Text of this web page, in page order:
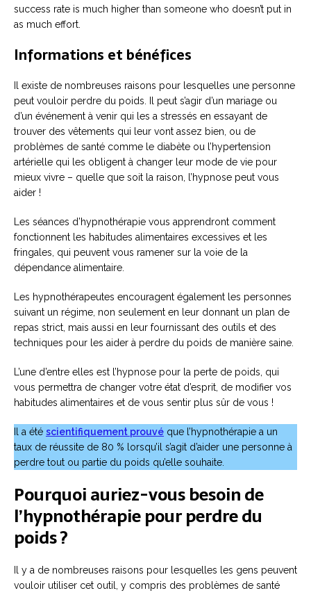
success rate is much higher than someone who doesn’t put in
as much effort.
Informations et bénéfices
Il existe de nombreuses raisons pour lesquelles une personne
peut vouloir perdre du poids. Il peut s’agir d’un mariage ou
d’un événement à venir qui les a stressés en essayant de
trouver des vêtements qui leur vont assez bien, ou de
problèmes de santé comme le diabète ou l’hypertension
artérielle qui les obligent à changer leur mode de vie pour
mieux vivre – quelle que soit la raison, l’hypnose peut vous
aider !
Les séances d’hypnothérapie vous apprendront comment
fonctionnent les habitudes alimentaires excessives et les
fringales, qui peuvent vous ramener sur la voie de la
dépendance alimentaire.
Les hypnothérapeutes encouragent également les personnes
suivant un régime, non seulement en leur donnant un plan de
repas strict, mais aussi en leur fournissant des outils et des
techniques pour les aider à perdre du poids de manière saine.
L’une d’entre elles est l’hypnose pour la perte de poids, qui
vous permettra de changer votre état d’esprit, de modifier vos
habitudes alimentaires et de vous sentir plus sûr de vous !
Il a été scientifiquement prouvé que l’hypnothérapie a un
taux de réussite de 80 % lorsqu’il s’agit d’aider une personne à
perdre tout ou partie du poids qu’elle souhaite.
Pourquoi auriez-vous besoin de
l’hypnothérapie pour perdre du
poids ?
Il y a de nombreuses raisons pour lesquelles les gens peuvent
vouloir utiliser cet outil, y compris des problèmes de santé